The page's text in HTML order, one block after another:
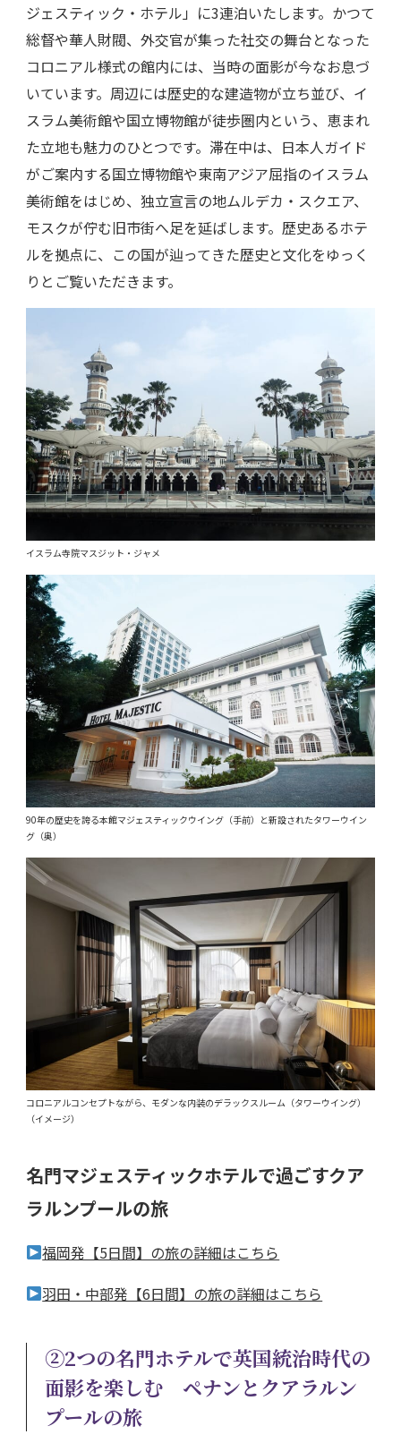
ジェスティック・ホテル」に3連泊いたします。かつて
総督や華人財閥、外交官が集った社交の舞台となった
コロニアル様式の館内には、当時の面影が今なお息づ
いています。周辺には歴史的な建造物が立ち並び、イ
スラム美術館や国立博物館が徒歩圏内という、恵まれ
た立地も魅力のひとつです。滞在中は、日本人ガイド
がご案内する国立博物館や東南アジア屈指のイスラム
美術館をはじめ、独立宣言の地ムルデカ・スクエア、
モスクが佇む旧市街へ足を延ばします。歴史あるホテ
ルを拠点に、この国が辿ってきた歴史と文化をゆっく
りとご覧いただきます。
イスラム寺院マスジット・ジャメ
90年の歴史を誇る本館マジェスティックウイング（手前）と新設されたタワーウイン
グ（奥）
コロニアルコンセプトながら、モダンな内装のデラックスルーム（タワーウイング）
（イメージ）
名門マジェスティックホテルで過ごすクア
ラルンプールの旅
福岡発【5日間】の旅の詳細はこちら
羽田・中部発【6日間】の旅の詳細はこちら
②2つの名門ホテルで英国統治時代の
面影を楽しむ ペナンとクアラルン
プールの旅